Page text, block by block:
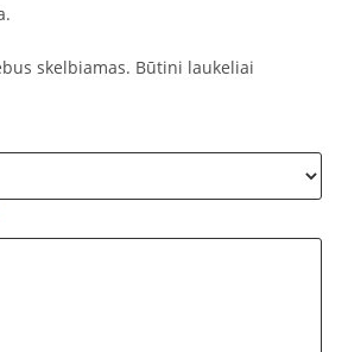
skelbiamas. Būtini laukeliai